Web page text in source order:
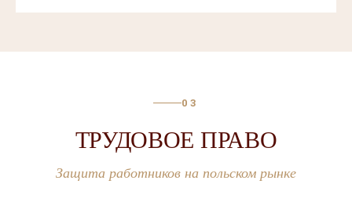
уголовная защита — представительство на всех
правовая помощь оказывается на любом этапе.
Такой набор услуг избавляет клиента от поиска
03
ТРУДОВОЕ ПРАВО
Защита работников на польском рынке